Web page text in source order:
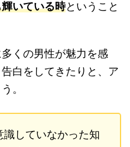
いている時ということ
くの男性が魅力を感
白をしてきたりと、ア
。
していなかった知